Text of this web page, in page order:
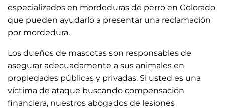
especializados en mordeduras de perro en Colorado
que pueden ayudarlo a presentar una reclamación
por mordedura.
Los dueños de mascotas son responsables de
asegurar adecuadamente a sus animales en
propiedades públicas y privadas. Si usted es una
víctima de ataque buscando compensación
financiera, nuestros abogados de lesiones